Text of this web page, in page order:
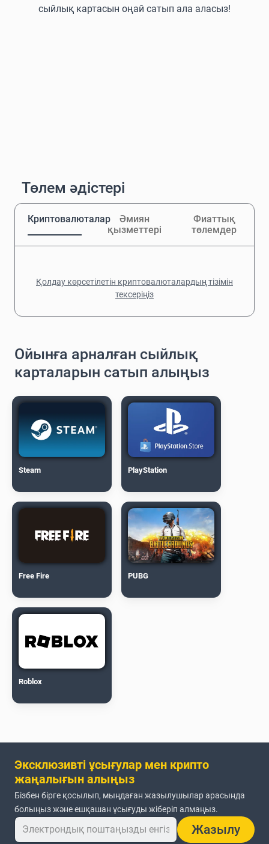
сыйлық картасын оңай сатып ала аласыз!
Төлем әдістері
Криптовалюталар
Әмиян
қызметтері
Фиаттық
төлемдер
Қолдау көрсетілетін криптовалюталардың тізімін
тексеріңіз
Ойынға арналған сыйлық
карталарын сатып алыңыз
Steam PlayStation
Free Fire PUBG
Roblox
Эксклюзивті ұсығулар мен крипто
жаңалығын алыңыз
Бізбен бірге қосылып, мыңдаған жазылушылар арасында
болыңыз және ешқашан ұсығуды жіберіп алмаңыз.
Жазылу